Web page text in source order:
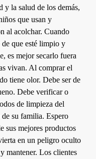
y la salud de los demás,
que usan y
al acolchar. Cuando
que esté limpio y
es mejor secarlo fuera
vivan. Al comprar el
tiene olor. Debe ser de
Debe verificar o
de limpieza del
su familia. Espero
sus mejores productos
en un peligro oculto
mantener. Los clientes